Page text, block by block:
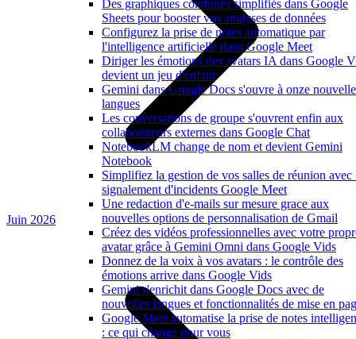
Des graphiques combinés simplifiés dans Google
Sheets pour booster vos analyses de données
Configurez la prise de notes automatique par
l'intelligence artificielle dans Google Meet
Diriger les émotions des avatars IA dans Google
devient un jeu d'enfant
Gemini dans Google Docs s'ouvre à onze
langues
Les conversations de groupe s'ouvrent enfin aux
collaborateurs externes dans Google Chat
NotebookLM change de nom et devient Gemini
Notebook
Simplifiez la gestion de vos salles de réunion avec
signalement d'incidents Google Meet
Une redaction d'e-mails sur mesure grace aux
nouvelles options de personnalisation de Gmail
Créez des vidéos professionnelles avec votre
avatar grâce à Gemini Omni dans Google Vids
Donnez de la voix à vos avatars : le contrôle des
émotions arrive dans Google Vids
Gemini s'enrichit dans Google Docs avec de
nouvelles langues et fonctionnalités de mise en
Google Meet automatise la prise de notes
: ce qui change pour vous
Juin 2026